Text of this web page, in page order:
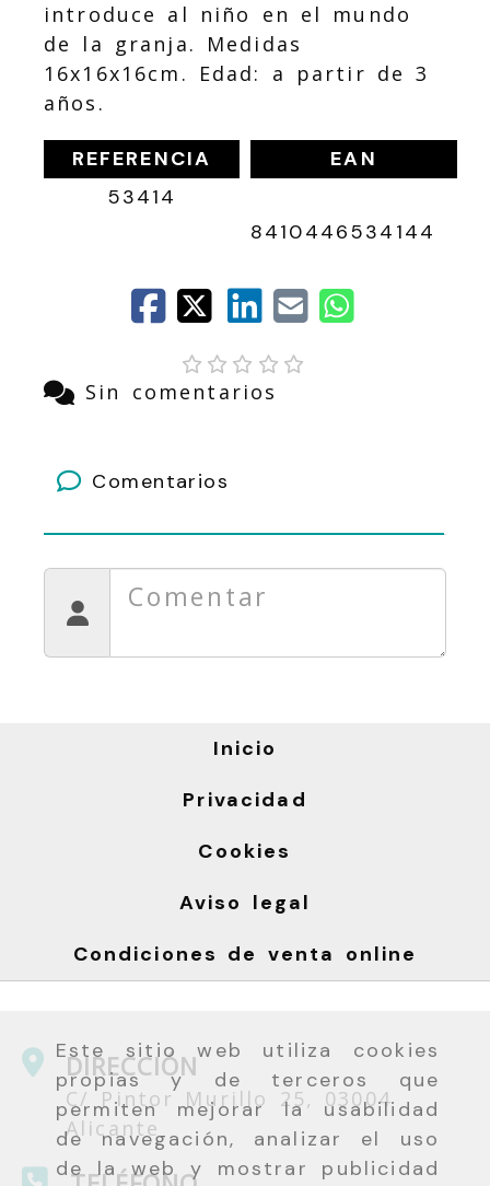
Este sitio web utiliza cookies
propias y de terceros que
permiten mejorar la usabilidad
de navegación, analizar el uso
de la web y mostrar publicidad
introduce al niño en el mundo
de la granja. Medidas
16x16x16cm. Edad: a partir de 3
años.
REFERENCIA
53414
EAN
8410446534144
Sin comentarios
Comentarios
Inicio
Privacidad
Cookies
Aviso legal
Condiciones de venta online
DIRECCIÓN
C/ Pintor Murillo 25, 03004
Alicante